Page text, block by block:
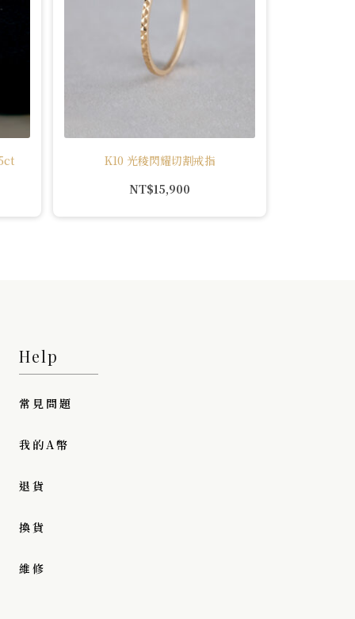
K10 光稜閃耀切割戒指
NT$15,900
Help
常見問題
我的A幣
退貨
換貨
維修